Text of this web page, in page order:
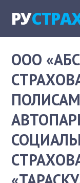
РУ
ООО